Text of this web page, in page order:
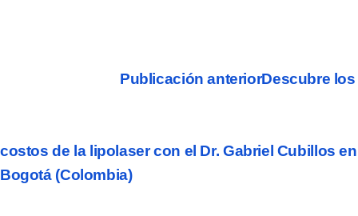
Publicación anteriorDescubre los
costos de la lipolaser con el Dr. Gabriel Cubillos en
Bogotá (Colombia)